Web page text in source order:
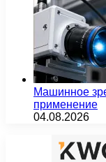
Машинное
применение
04.08.2026